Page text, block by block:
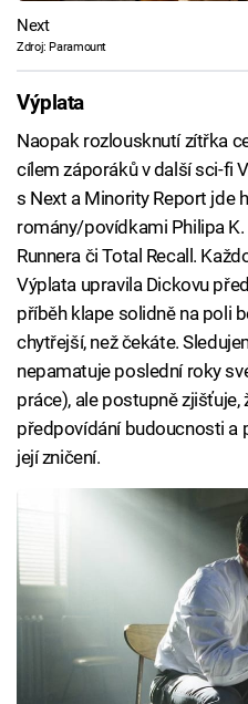
Next
Zdroj: Paramount
Výplata
Naopak rozlousknutí zítřka
cílem záporáků v další sci-fi
s Next a Minority Report jde
romány/povídkami Philipa
Runnera či Total Recall.
Výplata upravila Dickovu
příběh klape solidně na poli
chytřejší, než čekáte.
nepamatuje poslední roky
práce), ale postupně zjišťuje,
předpovídání budoucnosti a
její zničení.